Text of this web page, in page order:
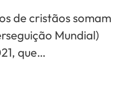
de cristãos somam
Mundial)
que…